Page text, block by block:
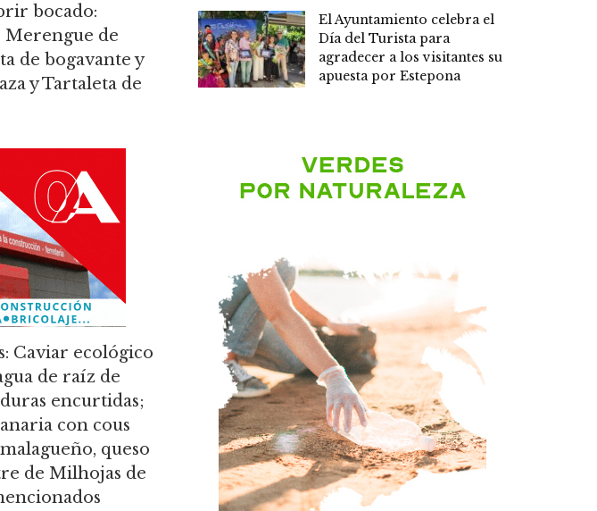
bocado:
Merengue de
de bogavante y
y Tartaleta de
Caviar ecológico
de raíz de
encurtidas;
con cous
queso
de Milhojas de
El Ayuntamiento celebra el
Día del Turista para
agradecer a los visitantes su
apuesta por Estepona